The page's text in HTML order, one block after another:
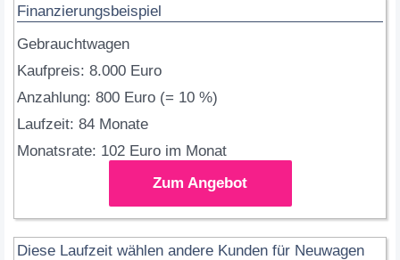
Finanzierungsbeispiel
Gebrauchtwagen
Kaufpreis: 8.000 Euro
Anzahlung: 800 Euro (= 10 %)
Laufzeit: 84 Monate
Monatsrate: 102 Euro im Monat
Zum Angebot
Diese Laufzeit wählen andere Kunden für Neuwagen